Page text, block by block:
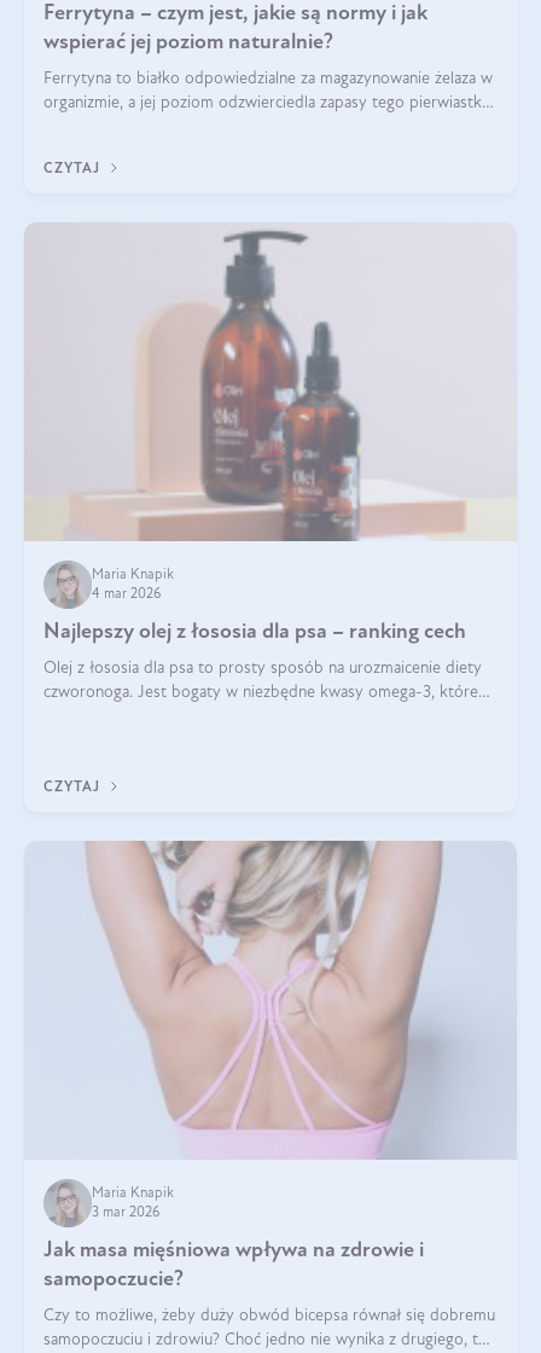
Ferrytyna – czym jest, jakie są normy i jak
wspierać jej poziom naturalnie?
Ferrytyna to białko odpowiedzialne za magazynowanie żelaza w
organizmie, a jej poziom odzwierciedla zapasy tego pierwiastka.
funkcjonowanie (
CZYTAJ
Maria Knapik
4 mar 2026
Najlepszy olej z łososia dla psa – ranking cech
Olej z łososia dla psa to prosty sposób na urozmaicenie diety
czworonoga. Jest bogaty w niezbędne kwasy omega-3, które
CZYTAJ
Maria Knapik
3 mar 2026
Jak masa mięśniowa wpływa na zdrowie i
samopoczucie?
Czy to możliwe, żeby duży obwód bicepsa równał się dobremu
samopoczuciu i zdrowiu? Choć jedno nie wynika z drugiego, to